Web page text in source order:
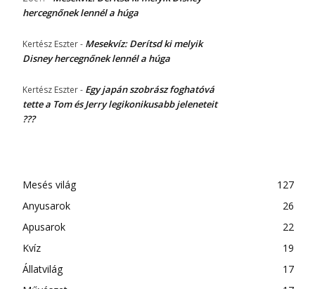
hercegnőnek lennél a húga
Kertész Eszter- Mesekvíz: Derítsd ki melyik
Disney hercegnőnek lennél a húga
Kertész Eszter- Egy japán szobrász foghatóvá
tette a Tom és Jerry legikonikusabb jeleneteit
???
Mesés világ
127
Anyusarok
26
Apusarok
22
Kvíz
19
Állatvilág
17